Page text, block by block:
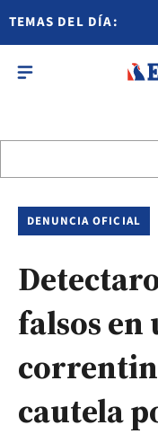
TEMAS DEL DÍA:
DENUNCIA OFICIAL
falsos
cautela